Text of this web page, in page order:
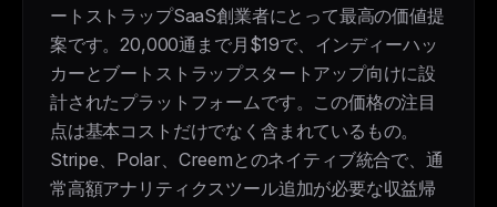
ートストラップSaaS創業者にとって最高の価値提
案です。20,000通まで月$19で、インディーハッ
カーとブートストラップスタートアップ向けに設
計されたプラットフォームです。この価格の注目
点は基本コストだけでなく含まれているもの。
Stripe、Polar、Creemとのネイティブ統合で、通
常高額アナリティクスツール追加が必要な収益帰